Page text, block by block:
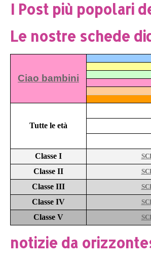
I Post più popolari
Le nostre schede
Ciao bambini
Tutte le età
Classe I
Classe II
Classe III
Classe IV
Classe V
notizie da